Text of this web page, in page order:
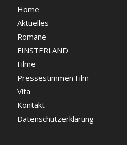
Home
Aktuelles
Romane
FINSTERLAND
Filme
Pressestimmen Film
Vita
Kontakt
Datenschutzerklärung